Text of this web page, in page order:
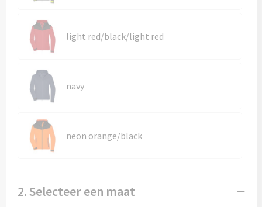
light red/black/light red
navy
neon orange/black
2. Selecteer een maat